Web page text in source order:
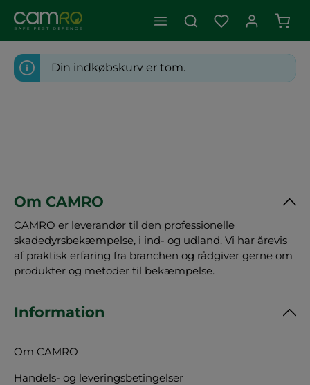
Din indkøbskurv er tom.
Om CAMRO
CAMRO er leverandør til den professionelle
skadedyrsbekæmpelse, i ind- og udland. Vi har årevis
af praktisk erfaring fra branchen og rådgiver gerne om
produkter og metoder til bekæmpelse.
Information
Om CAMRO
Handels- og leveringsbetingelser